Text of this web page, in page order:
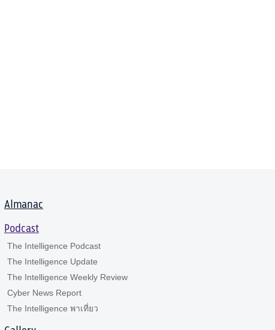
Almanac
Podcast
The Intelligence Podcast
The Intelligence Update
The Intelligence Weekly Review
Cyber News Report
The Intelligence พาเที่ยว